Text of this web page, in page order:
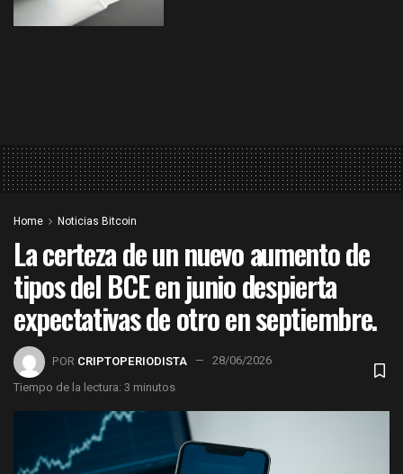
Home Noticias Bitcoin
La certeza de un nuevo aumento de
tipos del BCE en junio despierta
expectativas de otro en septiembre.
POR CRIPTOPERIODISTA
28/06/2026
Tiempo de la lectura: 3 minutos